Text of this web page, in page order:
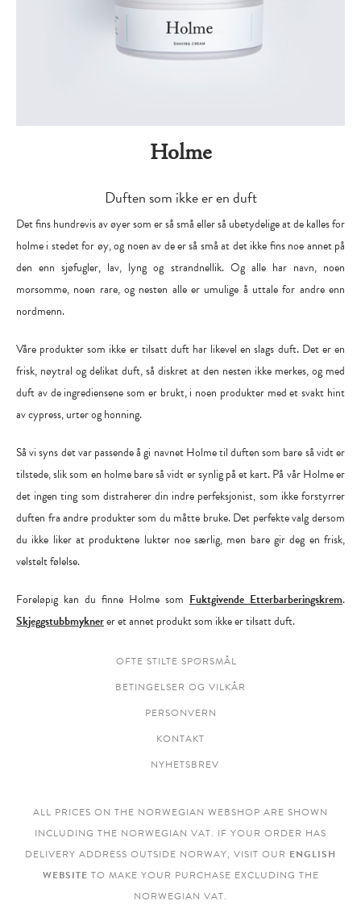
Holme
Duften som ikke er en duft
Det fins hundrevis av øyer som er så små eller så ubetydelige at de kalles for
holme i stedet for øy, og noen av de er så små at det ikke fins noe annet på
den enn sjøfugler, lav, lyng og strandnellik. Og alle har navn, noen
morsomme, noen rare, og nesten alle er umulige å uttale for andre enn
nordmenn.
Våre produkter som ikke er tilsatt duft har likevel en slags duft. Det er en
frisk, nøytral og delikat duft, så diskret at den nesten ikke merkes, og med
duft av de ingrediensene som er brukt, i noen produkter med et svakt hint
av cypress, urter og honning.
Så vi syns det var passende å gi navnet Holme til duften som bare så vidt er
tilstede, slik som en holme bare så vidt er synlig på et kart. På vår Holme er
det ingen ting som distraherer din indre perfeksjonist, som ikke forstyrrer
duften fra andre produkter som du måtte bruke. Det perfekte valg dersom
du ikke liker at produktene lukter noe særlig, men bare gir deg en frisk,
velstelt følelse.
Foreløpig kan du finne Holme som Fuktgivende Etterbarberingskrem.
Skjeggstubbmyknerer et annet produkt som ikke er tilsatt duft.
OFTE STILTE SPØRSMÅL
BETINGELSER OG VILKÅR
PERSONVERN
KONTAKT
NYHETSBREV
ALL PRICES ON THE NORWEGIAN WEBSHOP ARE SHOWN
INCLUDING THE NORWEGIAN VAT. IF YOUR ORDER HAS
DELIVERY ADDRESS OUTSIDE NORWAY, VISIT OUR ENGLISH
WEBSITE TO MAKE YOUR PURCHASE EXCLUDING THE
NORWEGIAN VAT.